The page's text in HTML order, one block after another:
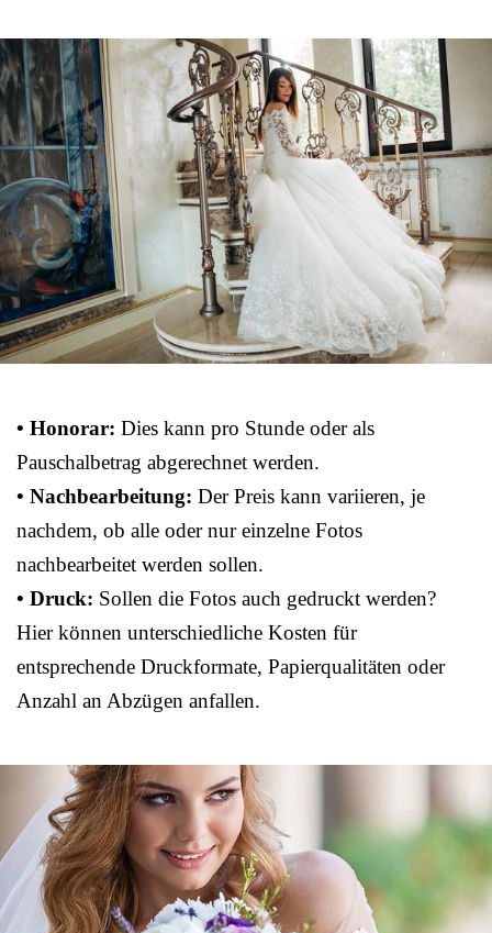
• Honorar: Dies kann pro Stunde oder als
Pauschalbetrag abgerechnet werden.
• Nachbearbeitung: Der Preis kann variieren, je
nachdem, ob alle oder nur einzelne Fotos
nachbearbeitet werden sollen.
• Druck: Sollen die Fotos auch gedruckt werden?
Hier können unterschiedliche Kosten für
entsprechende Druckformate, Papierqualitäten oder
Anzahl an Abzügen anfallen.